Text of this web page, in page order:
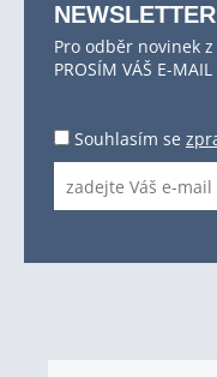
NEWSLETTER
Pro odběr novinek
PROSÍM VÁŠ E-MAIL
Souhlasím se